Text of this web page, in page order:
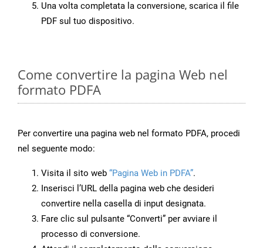
Una volta completata la conversione, scarica il file
PDF sul tuo dispositivo.
Come convertire la pagina Web nel
formato PDFA
Per convertire una pagina web nel formato PDFA, procedi
nel seguente modo:
Visita il sito web “Pagina Web in PDFA”.
Inserisci l’URL della pagina web che desideri
convertire nella casella di input designata.
Fare clic sul pulsante “Converti” per avviare il
processo di conversione.